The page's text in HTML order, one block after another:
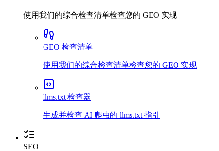
使用我们的综合检查清单检查您的 GEO 实现
GEO 检查清单
使用我们的综合检查清单检查您的 GEO 实现
llms.txt 检查器
生成并检查 AI 爬虫的 llms.txt 指引
SEO